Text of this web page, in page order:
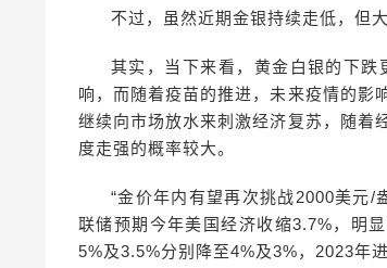
不过，虽然近期金银持续走低，但
其实，当下来看，黄金白银的下
响，而随着疫苗的推进，未来疫情的影
继续向市场放水来刺激经济复苏，随着
度走强的概率较大。
“金价年内有望再次挑战2000美元/
联储预期今年美国经济收缩3.7%，明
5%及3.5%分别降至4%及3%，2023年